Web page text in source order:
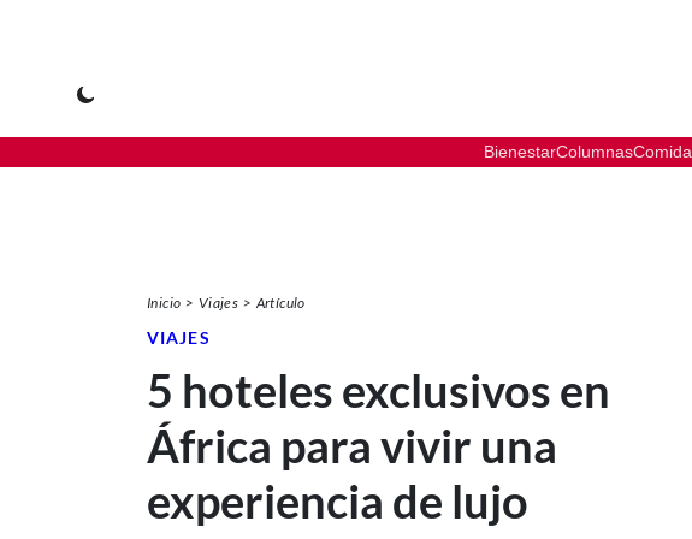
BienestarColumnasComida
Inicio Viajes Artículo
VIAJES
5 hoteles exclusivos en
África para vivir una
experiencia de lujo